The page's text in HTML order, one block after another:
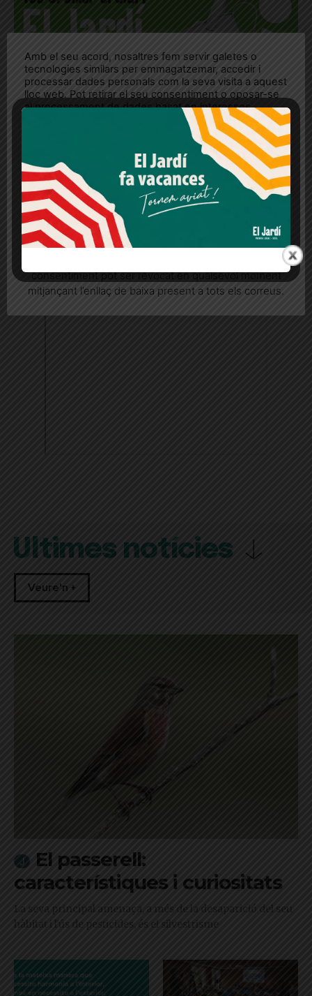
Últimes notícies
Veure'n +
El passerell:
característiques i curiositats
La seva principal amenaça, a més de la desaparició del seu
hàbitat i l'ús de pesticides, és el silvestrisme
Amb el seu acord, nosaltres fem servir galetes o
tecnologies similars per emmagatzemar, accedir i
processar dades personals com la seva visita a aquest
lloc web. Pot retirar el seu consentiment o oposar-se
al processament de dades basat en interessos
legítims en qualsevol moment fent clic a "Ajustos de
cookies" o a la nostra Política de privacitat en aquest
lloc web. Si cliques "acceptar" dones el teu
Més informació Acceptar Rebutjar tot
Quan l’usuari crea un compte al Diari el Jardí, dona el
seu consentiment explícit per rebre comunicacions
consentiment pot ser revocat en qualsevol moment
mitjançant l’enllaç de baixa present a tots els correus.